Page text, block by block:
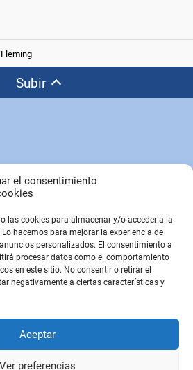
el consentimiento
las cookies para almacenar y/o acceder a la
hacemos para mejorar la experiencia de
personalizados. El consentimiento a
procesar datos como el comportamiento
en este sitio. No consentir o retirar el
negativamente a ciertas características y
Aceptar
Ver preferencias
Subir